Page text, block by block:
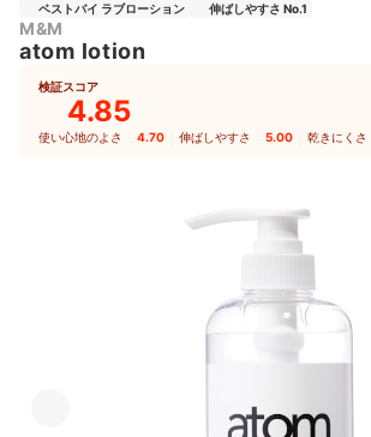
ベストバイ ラブローション 伸ばしやすさ No.1
M&M
atom lotion
検証スコア
4.85
使い心地のよさ 4.70 伸ばしやすさ 5.00 乾きにくさ